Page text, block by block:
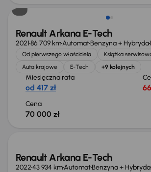
Renault Arkana E-Tech
202186 709 kmAutomatBenzyna + Hybryda
Od pierwszego właściciela
Książka
Auta krajowe
E-Tech +9 kolejnych
Miesięczna rata
od 417 zł
Cena
70 000 zł
Renault Arkana E-Tech
202243 934 kmAutomatBenzyna + Hybryda